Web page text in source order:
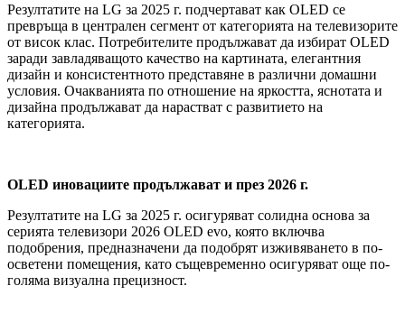
Резултатите на LG за 2025 г. подчертават как OLED се
превръща в централен сегмент от категорията на телевизорите
от висок клас. Потребителите продължават да избират OLED
заради завладяващото качество на картината, елегантния
дизайн и консистентното представяне в различни домашни
условия. Очакванията по отношение на яркостта, яснотата и
дизайна продължават да нарастват с развитието на
категорията.
OLED иновациите продължават и през 2026 г.
Резултатите на LG за 2025 г. осигуряват солидна основа за
серията телевизори 2026 OLED evo, която включва
подобрения, предназначени да подобрят изживяването в по-
осветени помещения, като същевременно осигуряват още по-
голяма визуална прецизност.